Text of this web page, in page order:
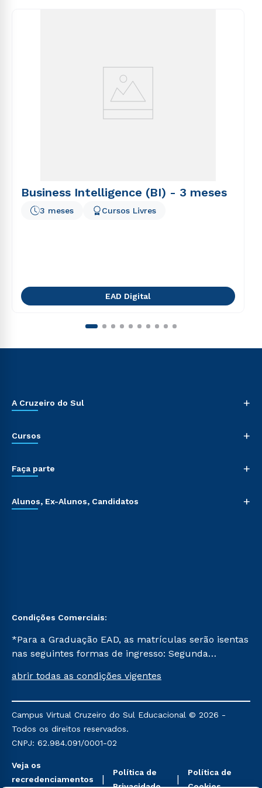
Business Intelligence (BI) - 3 meses
3 meses Cursos Livres
EAD Digital
A Cruzeiro do Sul +
Cursos +
Faça parte +
Alunos, Ex-Alunos, Candidatos +
Condições Comerciais:
*Para a Graduação EAD, as matrículas serão isentas
nas seguintes formas de ingresso: Segunda
Já para as demais, a taxa de matrícula será de R$
mencionadas são referentes aos cursos: Ensino
Religioso, Geografia para a Docência e Metodologia
do Ensino de História: Questões Atuais.
abrir todas as condições vigentes
Campus Virtual Cruzeiro do Sul Educacional © 2026 -
Todos os direitos reservados.
CNPJ: 62.984.091/0001-02
Veja os
recredenciamentos
Política de
Política de